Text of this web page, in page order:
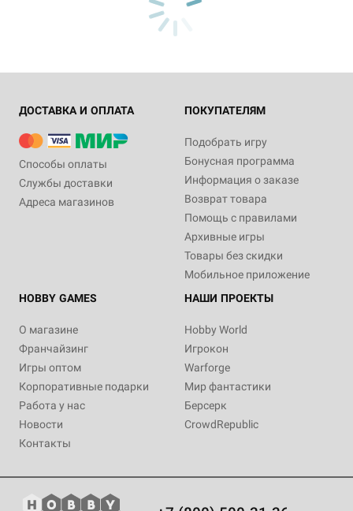
ДОСТАВКА И ОПЛАТА
Способы оплаты
Службы доставки
Адреса магазинов
ПОКУПАТЕЛЯМ
Подобрать игру
Бонусная программа
Информация о заказе
Возврат товара
Помощь с правилами
Архивные игры
Товары без скидки
Мобильное приложение
HOBBY GAMES
О магазине
Франчайзинг
Игры оптом
Корпоративные подарки
Работа у нас
Новости
Контакты
НАШИ ПРОЕКТЫ
Hobby World
Игрокон
Warforge
Мир фантастики
Берсерк
CrowdRepublic